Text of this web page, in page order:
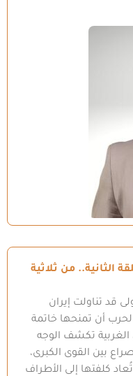
الثانية.. من ثلاثية
قد تناولت إيران
أن تمنحها خاتمة
تكشف الوجه
بين القوى الكبرى،
كلفتها إلى الأطراف